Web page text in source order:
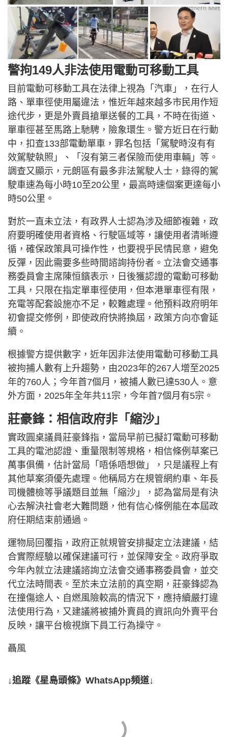
警拘149人非法使用電動可移動工具
目前電動可移動工具在法律上視為「汽車」，在行人
路、單車徑使用屬違法，惟近年越來越多市民用作短
途代步，更是外賣員搶單送餐的工具，不時在街道、
單車徑甚至馬路上馳騁，險象環生。警方近日在行動
中，扣查133部電動單車，罪名包括「駕駛時沒有有
效駕駛執照」、「沒有第三者保險而使用車輛」等。
調查又顯示，元朗區有最多非法駕駛人士，錄得的駕
駛車速為每小時10至20公里，最高時速個案更達每小
時50公里。
對於一直未立法，有政界人士認為涉及細節複雜，政
府要明確使用者資格、行駛區域等，讓使用者清晰遵
循，確保政策具可操作性，也要視乎民情民意，避免
反彈，因此需要多些時間諮詢持份者。立法會交通事
務委員會主席陳恒鑌表示，日後獲認證的電動可移動
工具，只限在指定單車徑使用，但本港單車徑有限，
充電等配套設施亦不足，較難處理。他預料政府明年
初會提交修例，即使政府快將換屆，政策方向亦會延
續。
根據警方提供數字，近年因非法使用電動可移動工具
被拘捕人數有上升趨勢，由2023年的267人增至2025
年的760人；今年首7個月，被捕人數已達530人。意
外方面，2025年全年共11宗，今年首7個月有5宗。
莊豪鋒：相信政府非「縮沙」
實政圓桌議員莊豪鋒指，當局早前已擬訂電動可移動
工具的電池認證、重量限制等規格，相信條例草案已
萬事俱備，估計當局「唔係唔想做」，只是議程上有
其他草案須優先處理。他稱局方在規管網約車、年長
司機體檢等爭議題目並無「縮沙」，認為當局是有決
心去解決社會老大難問題，他有信心條例能在本屆政
府任期結束前通過。
運物局回覆指，政府正就規管安排擬定立法建議，結
合實際經驗以確保建議可行，並保障安全。政府爭取
今年內就立法建議諮詢立法會交通事務委員會，並交
代立法時間表。至於未立法前的真空期，莊豪鋒認為
在撞傷途人、自燃風險較高的情況下，應持續嚴打違
法使用行為，又建議將被捕外賣員的資訊向外賣平台
反映，讓平台檢視旗下員工行為操守。
聶風
↓追蹤《星島頭條》WhatsApp頻道↓